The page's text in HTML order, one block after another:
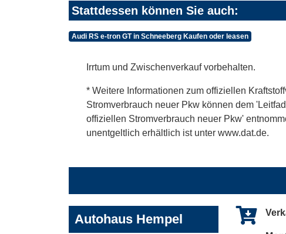
Stattdessen können Sie auch:
Audi RS e-tron GT in Schneeberg Kaufen oder leasen
Irrtum und Zwischenverkauf vorbehalten.
* Weitere Informationen zum offiziellen
Stromverbrauch neuer Pkw können dem
offiziellen Stromverbrauch neuer Pkw'
unentgeltlich erhältlich ist unter www.dat.de.
Autohaus Hempel